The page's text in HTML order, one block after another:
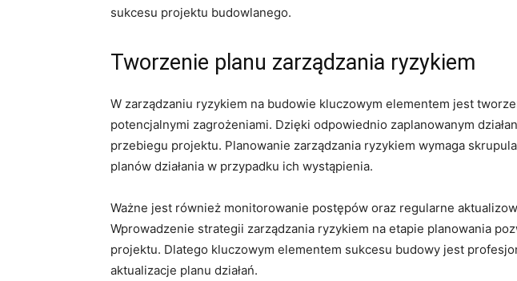
sukcesu projektu budowlanego.
Tworzenie planu zarządzania ryzykiem
W zarządzaniu ryzykiem ​na⁣ budowie ‍kluczowym elementem jest
potencjalnymi zagrożeniami. ‌Dzięki ⁣odpowiednio zaplanowanym
przebiegu projektu. Planowanie zarządzania ryzykiem ⁢wymaga
planów działania w‍ przypadku ich wystąpienia.
Ważne jest ​również monitorowanie postępów oraz regularne
Wprowadzenie⁤ strategii zarządzania ryzykiem na etapie planowania
projektu. ​Dlatego ⁣kluczowym elementem⁢ sukcesu budowy ⁣jest
aktualizacje ⁢planu działań.